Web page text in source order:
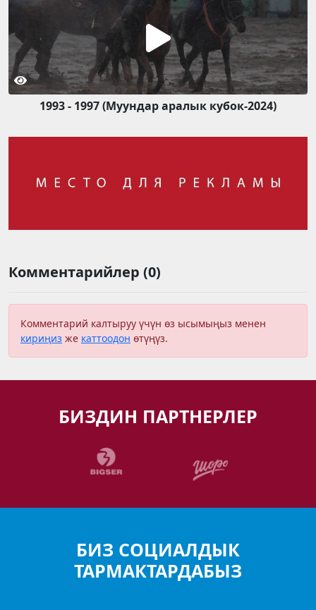
1993 - 1997 (Муундар аралык кубок-2024)
Комментарийлер (0)
Комментарий калтыруу үчүн өз ысымыңыз менен
кириңиз же каттоодон өтүңүз.
БИЗДИН ПАРТНЕРЛЕР
БИЗ СОЦИАЛДЫК
ТАРМАКТАРДАБЫЗ